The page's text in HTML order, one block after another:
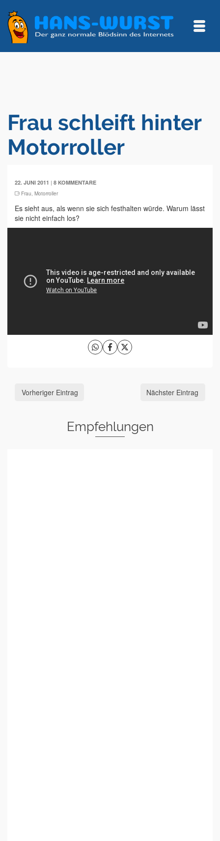
Frau schleift hinter
Motorroller
22. JUNI 2011 | 8 KOMMENTARE
Frau, Motorroller
Es sieht aus, als wenn sie sich festhalten würde. Warum lässt
sie nicht einfach los?
Vorheriger Eintrag Nächster Eintrag
Empfehlungen